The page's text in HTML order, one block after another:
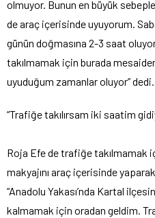
olmuyor. Bunun en büyük
de araç içerisinde uyuyorum.
günün doğmasına 2-3 saat
takılmamak için burada
uyuduğum zamanlar oluyor” dedi.
“Trafiğe takılırsam iki saatim
Roja Efe de trafiğe takılmamak
makyajını araç içerisinde
“Anadolu Yakası’nda Kartal
kalmamak için oradan geldim.